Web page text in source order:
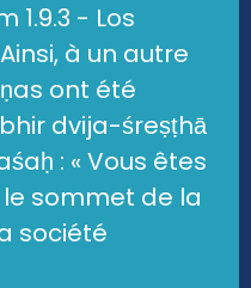
- Los
à un autre
ont été
dvija-śreṣṭhā
: « Vous êtes
sommet de la
société